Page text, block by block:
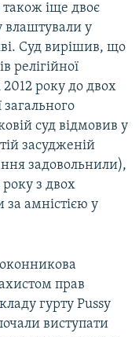
іще двоє
влаштували у
Суд вирішив, що
релігійної
2012 року до двох
загального
суд відмовив у
засудженій
задовольнили),
року з двох
амністією у
прав
гурту Pussy
виступати